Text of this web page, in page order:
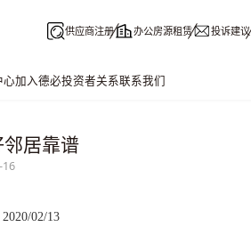
供应商注册 办公房源租赁 投诉建议
心加入德必投资者关系联系我们
居靠谱
02/13